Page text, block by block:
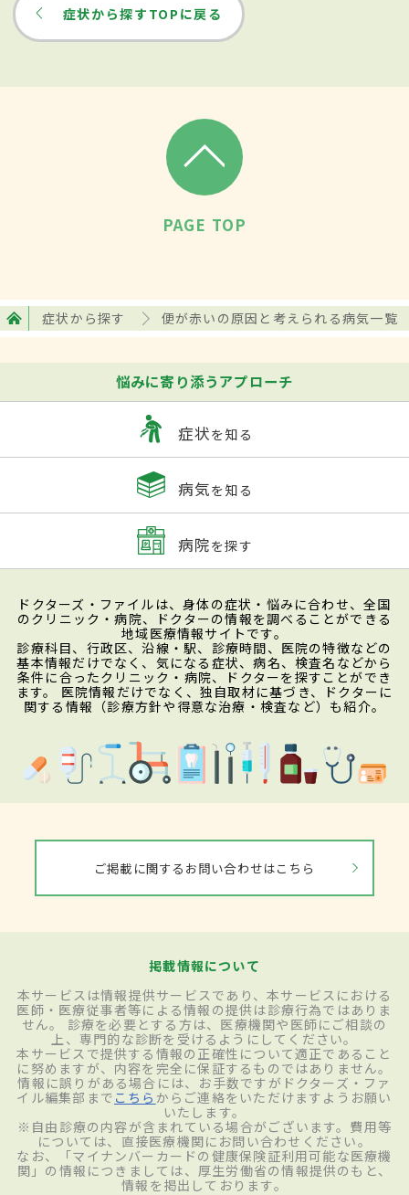
症状から探すTOPに戻る
PAGE TOP
症状から探す 便が赤いの原因と考えられる病気一覧
悩みに寄り添うアプローチ
症状を知る
病気を知る
病院を探す
ドクターズ・ファイルは、身体の症状・悩みに合わせ、全国
のクリニック・病院、ドクターの情報を調べることができる
地域医療情報サイトです。
診療科目、行政区、沿線・駅、診療時間、医院の特徴などの
基本情報だけでなく、気になる症状、病名、検査名などから
条件に合ったクリニック・病院、ドクターを探すことができ
ます。 医院情報だけでなく、独自取材に基づき、ドクターに
関する情報（診療方針や得意な治療・検査など）も紹介。
ご掲載に関するお問い合わせはこちら
掲載情報について
本サービスは情報提供サービスであり、本サービスにおける
医師・医療従事者等による情報の提供は診療行為ではありま
せん。 診療を必要とする方は、医療機関や医師にご相談の
上、専門的な診断を受けるようにしてください。
本サービスで提供する情報の正確性について適正であること
に努めますが、内容を完全に保証するものではありません。
情報に誤りがある場合には、お手数ですがドクターズ・ファ
イル編集部まで こちら からご連絡をいただけますようお願い
いたします。
※自由診療の内容が含まれている場合がございます。費用等
については、直接医療機関にお問い合わせください。
なお、「マイナンバーカードの健康保険証利用可能な医療機
関」の情報につきましては、厚生労働省の情報提供のもと、
情報を掲出しております。